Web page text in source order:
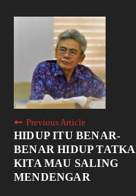
Previous Article
HIDUP ITU BENAR-
BENAR HIDUP
KITA MAU SALING
MENDENGAR